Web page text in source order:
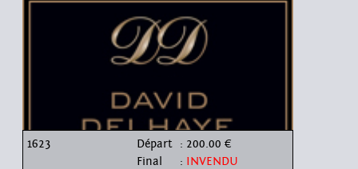
1623 Départ : 200.00 €
Final
: INVENDU